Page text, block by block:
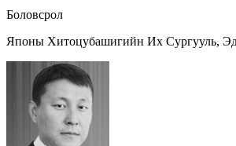
Боловсрол
Японы Хитоцубашигийн Их Сургууль,